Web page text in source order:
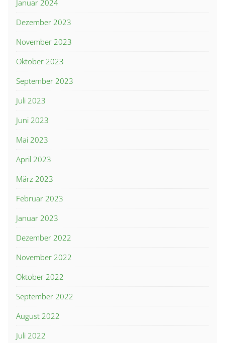
Januar 2024
Dezember 2023
November 2023
Oktober 2023
September 2023
Juli 2023
Juni 2023
Mai 2023
April 2023
März 2023
Februar 2023
Januar 2023
Dezember 2022
November 2022
Oktober 2022
September 2022
August 2022
Juli 2022